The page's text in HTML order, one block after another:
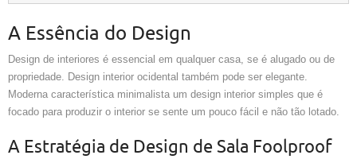
A Essência do Design
Design de interiores é essencial em qualquer casa, se é alugado ou de
propriedade. Design interior ocidental também pode ser elegante.
Moderna característica minimalista um design interior simples que é
focado para produzir o interior se sente um pouco fácil e não tão lotado.
A Estratégia de Design de Sala Foolproof